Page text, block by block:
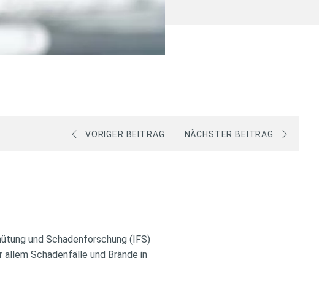
VORIGER BEITRAG NÄCHSTER BEITRAG
und Schadenforschung (IFS)
allem Schadenfälle und Brände in